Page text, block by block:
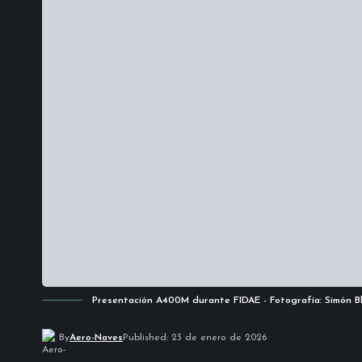
Presentación A400M durante FIDAE - Fotografía: Simón
ByAero-Naves Published: 23 de enero de 2026